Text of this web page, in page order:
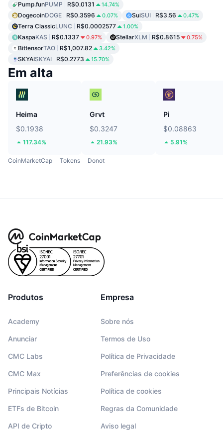
Pump.funPUMP R$0.0131 14.74%
DogecoinDOGE R$0.3596 0.07% SuiSUI R$3.56 0.47%
Terra ClassicLUNC R$0.0002577 1.00%
KaspaKAS R$0.1337 0.97% StellarXLM R$0.8615 0.75%
BittensorTAO R$1,007.82 3.42%
SKYAISKYAI R$0.2773 15.70%
Em alta
Heima
$0.1938
117.34%
Grvt
$0.3247
21.93%
Pi
$0.08863
5.91%
CoinMarketCap Tokens Donot
Produtos
Academy
Anunciar
CMC Labs
CMC Max
Principais Notícias
ETFs de Bitcoin
API de Cripto
Empresa
Sobre nós
Termos de Uso
Política de Privacidade
Preferências de cookies
Política de cookies
Regras da Comunidade
Aviso legal